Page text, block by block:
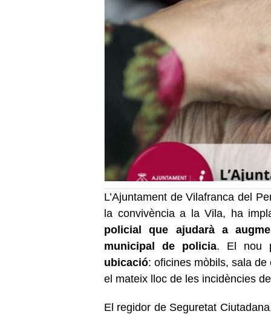
L’Ajuntament de Vilafranca del
la convivència a la Vila, ha
policial que ajudarà a
municipal de policia. El nou
ubicació: oficines mòbils, sala
el mateix lloc de les incidències
El regidor de Seguretat